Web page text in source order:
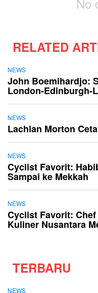
RELATED
NEWS
John Boemihardjo:
London-Edinburgh-
NEWS
Lachlan Morton
NEWS
Cyclist Favorit:
Sampai ke Mekkah
NEWS
Cyclist Favorit:
Kuliner Nusantara
TERBARU
NEWS